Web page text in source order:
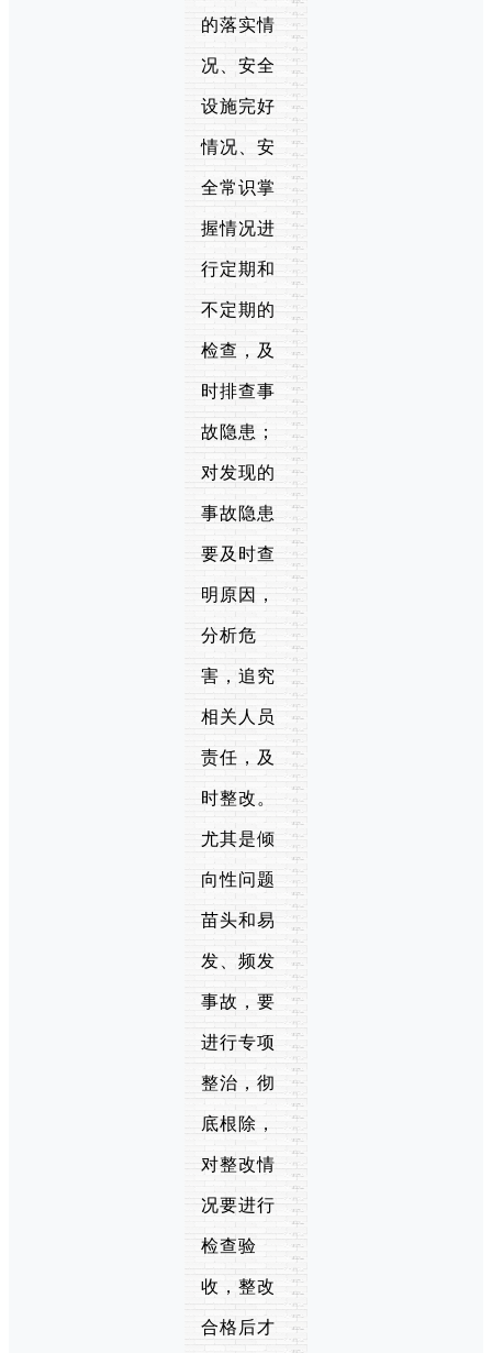
的落实情
况、安全
设施完好
情况、安
全常识掌
握情况进
行定期和
不定期的
检查，及
时排查事
故隐患；
对发现的
事故隐患
要及时查
明原因，
分析危
害，追究
相关人员
责任，及
时整改。
尤其是倾
向性问题
苗头和易
发、频发
事故，要
进行专项
整治，彻
底根除，
对整改情
况要进行
检查验
收，整改
合格后才